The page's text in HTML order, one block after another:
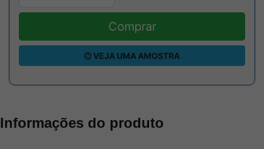
Comprar
VEJA UMA AMOSTRA
Informações do produto